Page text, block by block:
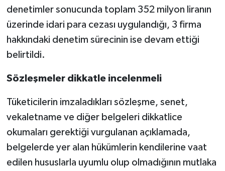
denetimler sonucunda toplam 352 milyon liranın
üzerinde idari para cezası uygulandığı, 3 firma
hakkındaki denetim sürecinin ise devam ettiği
belirtildi.
Sözleşmeler dikkatle incelenmeli
Tüketicilerin imzaladıkları sözleşme, senet,
vekaletname ve diğer belgeleri dikkatlice
okumaları gerektiği vurgulanan açıklamada,
belgelerde yer alan hükümlerin kendilerine vaat
edilen hususlarla uyumlu olup olmadığının mutlaka